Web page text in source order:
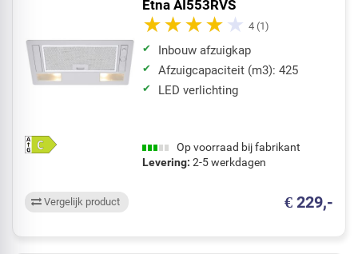
Etna AI553RVS
4 (1)
Inbouw afzuigkap
Afzuigcapaciteit (m3): 425
LED verlichting
Op voorraad bij fabrikant
Levering: 2-5 werkdagen
€ 229,-
Vergelijk product